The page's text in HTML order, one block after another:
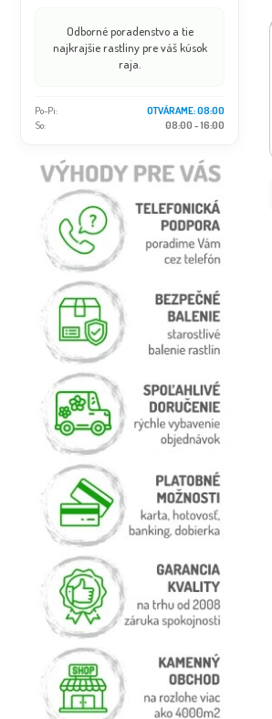
Odborné poradenstvo a tie
najkrajšie rastliny pre váš kúsok
raja.
Po-Pi:
OTVÁRAME: 08:00
So:
08:00 - 16:00